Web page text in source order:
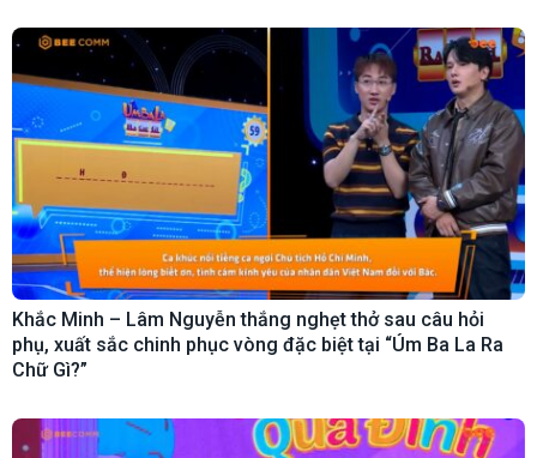
Khắc Minh – Lâm Nguyễn thắng nghẹt thở sau câu hỏi
phụ, xuất sắc chinh phục vòng đặc biệt tại “Úm Ba La Ra
Chữ Gì?”